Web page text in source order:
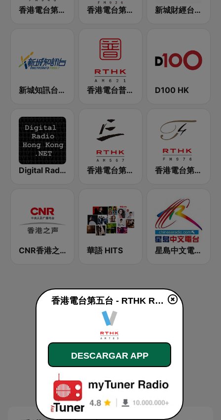
香港電台第二台 RTHK Radio 2 香港電台第一台 RTHK Radio 1 新城財經台 Metro Finance FM104
新城知訊台 MetroInfo FM99.7 香港電台普通話台 RTHK Radio D100 HK
Digital Radio Hong Kong 香港電台第三台 RTHK Radio 3 香港電台第四台 RTHK Radio 4
CNR香港之声 - CNR Voice of Hong Kong 華語 HITS 星島中文電台-粵語台
香港電台第五台 - RTHK Radio 5 en vivo
DESCARGAR APP